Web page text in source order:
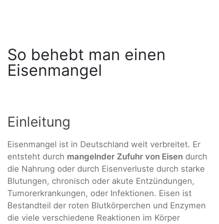
So behebt man einen
Eisenmangel
Einleitung
Eisenmangel ist in Deutschland weit verbreitet. Er
entsteht durch mangelnder Zufuhr von Eisen durch
die Nahrung oder durch Eisenverluste durch starke
Blutungen, chronisch oder akute Entzündungen,
Tumorerkrankungen, oder Infektionen. Eisen ist
Bestandteil der roten Blutkörperchen und Enzymen
die viele verschiedene Reaktionen im Körper